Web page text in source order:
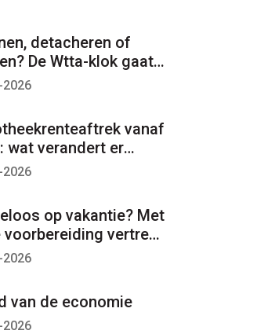
detacheren of
De Wtta-klok gaat
2027 lopen
2026
vanaf
wat verandert er
2026
op vakantie? Met
voorbereiding vertrekt
een gerust gevoel
2026
van de economie
2026